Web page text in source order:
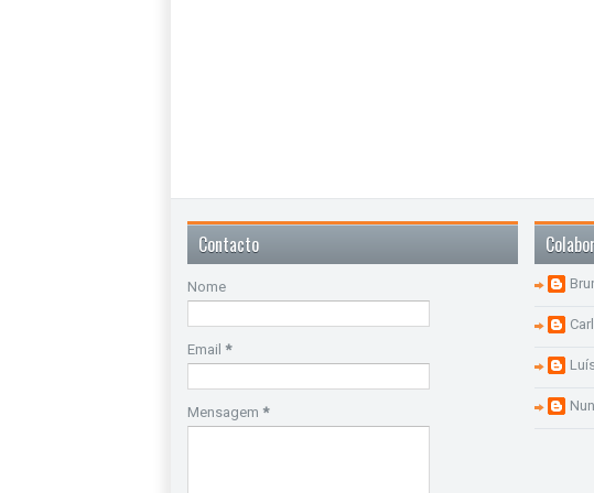
Contacto
Nome
Email *
Mensagem *